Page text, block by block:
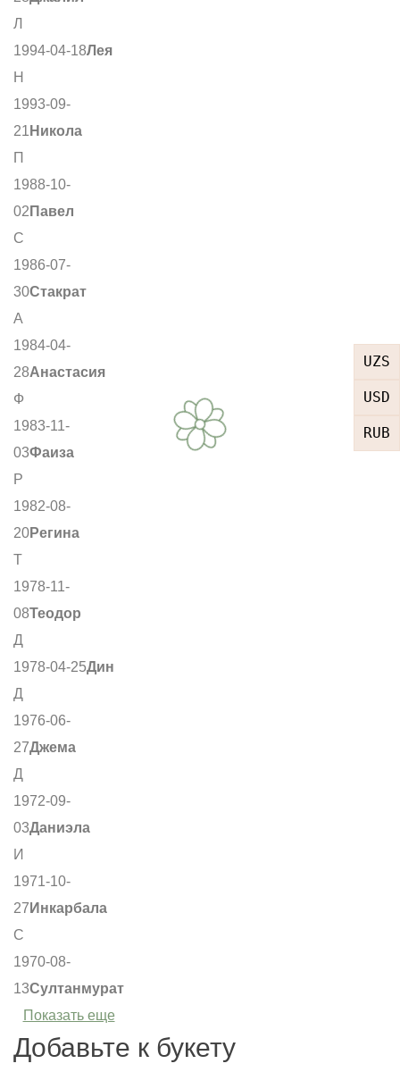
UZS
USD
RUB
Л
1994-04-18Лея
Н
1993-09-
21 Никола
П
1988-10-
02 Павел
С
1986-07-
30Стакрат
А
1984-04-
28Анастасия
Ф
1983-11-
03Фаиза
Р
1982-08-
20Регина
Т
1978-11-
08Теодор
Д
1978-04-25Дин
Д
1976-06-
27Джема
Д
1972-09-
03Даниэла
И
1971-10-
27 Инкарбала
С
1970-08-
13Султанмурат
Показать еще
Добавьте к букету